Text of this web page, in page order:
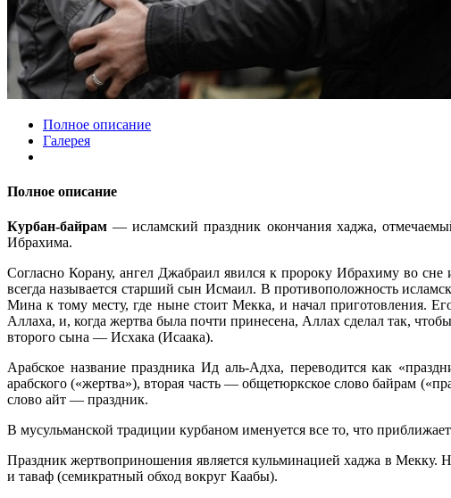
Полное описание
Галерея
Полное описание
Курбан-байрам — исламский праздник окончания хаджа,
Ибрахима.
Согласно Корану, ангел Джабраил явился к пророку Ибрахиму во
всегда называется старший сын Исмаил. В противоположность
Мина к тому месту, где ныне стоит Мекка, и начал приготовления.
Аллаха, и, когда жертва была почти принесена, Аллах сделал так,
второго сына — Исхака (Исаака).
Арабское название праздника Ид аль-Адха, переводится как
арабского («жертва»), вторая часть — общетюркское слово байрам
слово айт — праздник‎.
В мусульманской традиции курбаном именуется все то, что
Праздник жертвоприношения является кульминацией хаджа в Мекку.
и таваф (семикратный обход вокруг Каабы).